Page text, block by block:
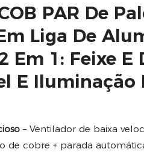
PAR De
Liga De
Em 1: Feixe E
E Iluminação
– Ventilador de baixa
de cobre + parada